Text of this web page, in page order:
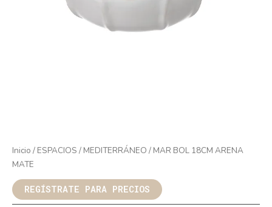
Inicio / ESPACIOS / MEDITERRÁNEO / MAR BOL 18CM ARENA
MATE
REGÍSTRATE PARA PRECIOS